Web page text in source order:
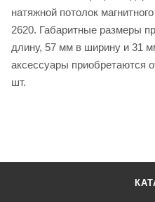
натяжной потолок
2620. Габаритные размеры
длину, 57 мм в ширину и 31
аксессуары приобретаются
шт.